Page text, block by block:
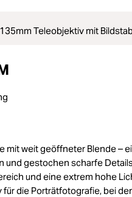
135mm Teleobjektiv mit
weit geöffneter Blende –
und gestochen scharfe
und eine extrem hohe
die Porträtfotografie, bei